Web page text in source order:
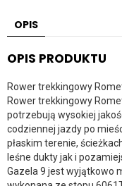
OPIS
OPIS PRODUKTU
Rower trekkingowy
Rower trekkingowy
potrzebują wysokiej
codziennej jazdy po
płaskim terenie,
leśne dukty jak i
Gazela 9 jest wyjątkowo